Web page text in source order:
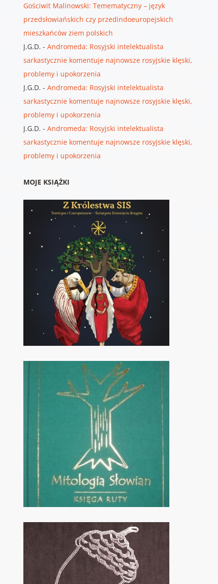
Gościwit Malinowski: Temematyczny – język
przedsłowiańskich czy przedindoeuropejskich
mieszkańców ziem polskich
J.G.D. - Andromeda: Rosyjski intelektualista
sarkastycznie komentuje najnowsze rosyjskie klęski,
problemy i upokorzenia
J.G.D. - Andromeda: Rosyjski intelektualista
sarkastycznie komentuje najnowsze rosyjskie klęski,
problemy i upokorzenia
J.G.D. - Andromeda: Rosyjski intelektualista
sarkastycznie komentuje najnowsze rosyjskie klęski,
problemy i upokorzenia
MOJE KSIĄŻKI